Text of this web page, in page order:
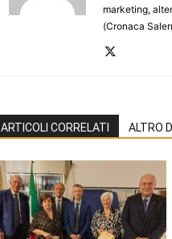
marketing,
(Cronaca
ARTICOLI CORRELATI ALTRO